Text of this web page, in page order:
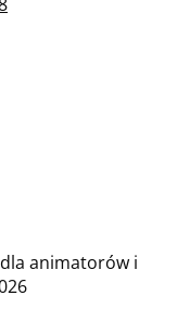
animatorów i